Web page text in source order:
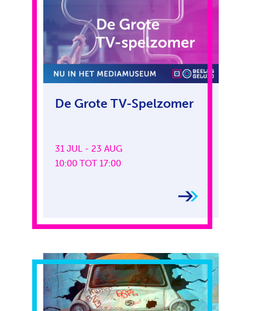
De Grote TV-Spelzomer
31 JUL - 23 AUG
10:00 TOT 17:00